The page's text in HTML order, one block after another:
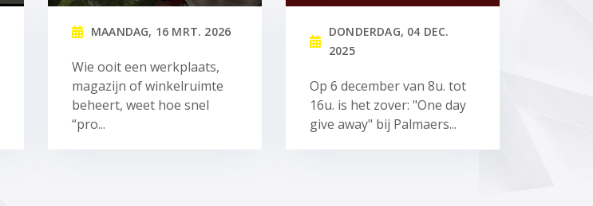
MAANDAG, 16 MRT. 2026
Wie ooit een werkplaats,
magazijn of winkelruimte
beheert, weet hoe snel
“pro...
DONDERDAG, 04 DEC.
2025
Op 6 december van 8u. tot
16u. is het zover: "One day
give away" bij Palmaers...